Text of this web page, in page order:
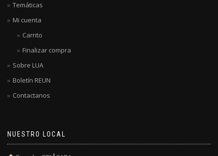
Temáticas
Mi cuenta
Carrito
Finalizar compra
Sobre LUA
Boletín REUN
Contactanos
NUESTRO LOCAL